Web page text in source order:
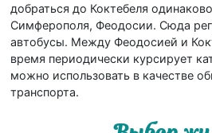
добраться до Коктебеля
Симферополя, Феодосии. Сюда
автобусы. Между Феодосией и
время периодически курсирует
можно использовать в качестве
транспорта.